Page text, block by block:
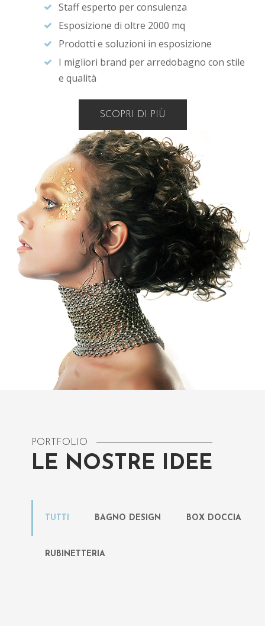
Staff esperto per consulenza
Esposizione di oltre 2000 mq
Prodotti e soluzioni in esposizione
I migliori brand per arredobagno con stile
e qualità
SCOPRI DI PIÙ
PORTFOLIO
LE NOSTRE IDEE
TUTTI BAGNO DESIGN BOX DOCCIA
RUBINETTERIA